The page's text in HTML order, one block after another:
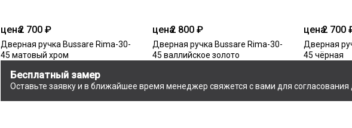
цена2 700 ₽
Дверная ручка Bussare Rima-30-
45 матовый хром
цена2 800 ₽
Дверная ручка Bussare Rima-30-
45 валлийское золото
цена2 700
Дверная
45 чёрная
Бесплатный замер
Оставьте заявку и в ближайшее время менеджер свяжется с вами для согласования